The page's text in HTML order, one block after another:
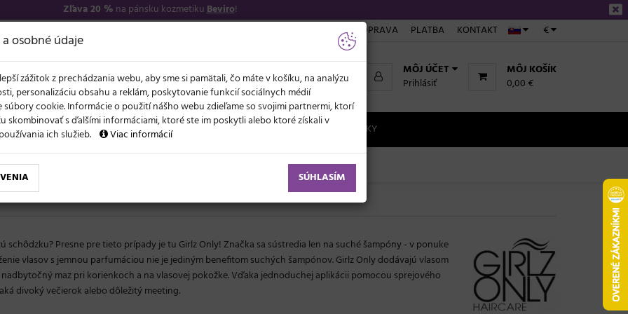
Zľava 20 % na pánsku kozmetikuBeviro!
€
VŠETKO O NÁKUPE DOPRAVA PLATBA KONTAKT
MÔJ KOŠÍK
0,00 €
MÔJ ÚČET
Prihlásiť
NOVO LETO A VLASY AKCIE ZNAČKY NOVINKY
Presne pre tieto prípady je tu Girlz Only! Značka sa sústredia len na suché šampóny - v ponuke
vlasov s jemnou parfumáciou nie je jediným benefitom suchých šampónov. Girlz Only dodávajú vlasom
maz pri korienkoch a na vlasovej pokožke. Vďaka jednoduchej aplikácii pomocou sprejového
divoký večierok alebo dôležitý meeting.
osobné údaje
zážitok z prechádzania webu, aby sme si pamätali, čo máte v košíku, na analýzu
personalizáciu obsahu a reklám, poskytovanie funkcií sociálnych médií
súbory cookie. Informácie o použití nášho webu zdieľame so svojimi partnermi, ktorí
skombinovať s ďalšími informáciami, ktoré ste im poskytli alebo ktoré získali v
ich služieb.
Viac informácií
SÚHLASÍM